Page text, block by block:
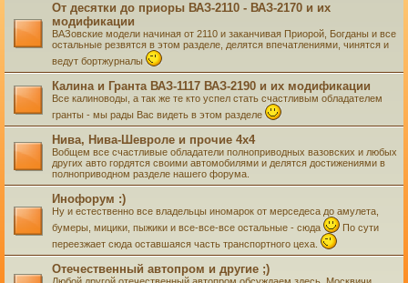
От десятки до приоры ВАЗ-2110 - ВАЗ-2170 и их
модификации
ВАЗовские модели начиная от 2110 и заканчивая Приорой, Богданы и все
остальные резвятся в этом разделе, делятся впечатлениями, чинятся и
ведут бортжурналы
Калина и Гранта ВАЗ-1117 ВАЗ-2190 и их модификации
Все калиноводы, а так же те кто успел стать счастливым обладателем
гранты - мы рады Вас видеть в этом разделе
Нива, Нива-Шевроле и прочие 4х4
Вобщем все счастливые обладатели полноприводных вазовских и любых
других авто гордятся своими автомобилями и делятся достижениями в
полноприводном разделе нашего форума.
Инофорум :)
Ну и естественно все владельцы иномарок от мерседеса до амулета,
бумеры, мицики, пыжики и все-все-все остальные - сюда
По сути
переезжает сюда оставшаяся часть транспортного цеха.
Отечественный автопром и другие ;)